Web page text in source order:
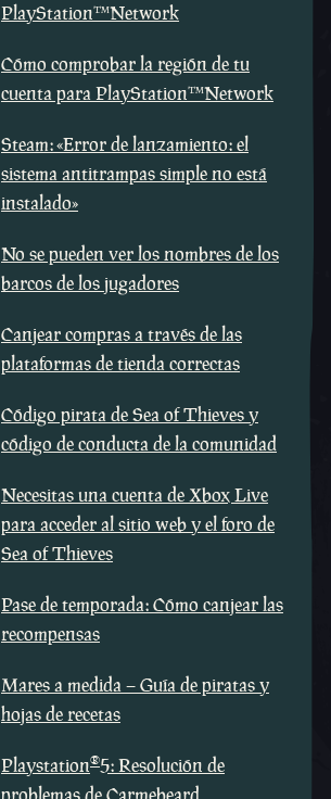
PlayStation™Network
Cómo comprobar la región de tu
cuenta para PlayStation™Network
Steam: «Error de lanzamiento: el
sistema antitrampas simple no está
instalado»
No se pueden ver los nombres de los
barcos de los jugadores
Canjear compras a través de las
plataformas de tienda correctas
Código pirata de Sea of Thieves y
código de conducta de la comunidad
Necesitas una cuenta de Xbox Live
para acceder al sitio web y el foro de
Sea of Thieves
Pase de temporada: Cómo canjear las
recompensas
Mares a medida – Guía de piratas y
hojas de recetas
Playstation®5: Resolución de